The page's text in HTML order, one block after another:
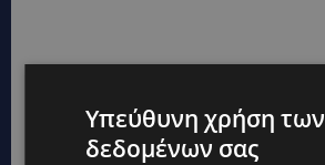
Υπεύθυνη χρήση των
δεδομένων σας